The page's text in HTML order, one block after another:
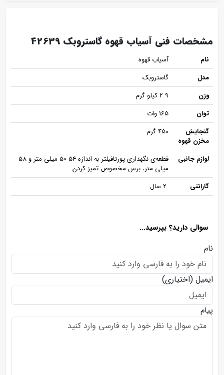
مشخصات فنی آسیاب قهوه گاستروبک 42639
نام
آسیاب قهوه
مدل
گاستروبک
وزن
2.9 کیلو گرم
توان
165 وات
گنجایش
مخزن قهوه
450 گرم
لوازم جانبی
قطعه‌ی نگهداری پورتافیلتر به اندازه 54-50 میلی متر و 58
میلی متر، برس مخصوص تمیز کردن
گارانتی
سوالی دارید؟ بپرسید...
نام
ایمیل (اختیاری)
پیام